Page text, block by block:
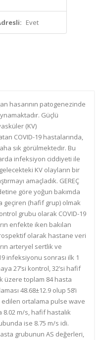
Evet
hasarının patogenezinde
Güçlü
(KV)
COVID-19 hastalarında,
sık görülmektedir. Bu
infeksiyon ciddiyeti ile
KV olayların bir
amaçladık. GEREÇ
göre yoğun bakımda
geçiren (hafif grup) olmak
grubu olarak COVID-19
enfekte iken bakılan
olarak hastane veri
arteryel sertlik ve
infeksiyonu sonrası ilk 1
27’si kontrol, 32’si hafif
üzere toplam 84 hasta
48.68±12.9 olup 58’i
edilen ortalama pulse wave
m/s, hafif hastalık
ise 8.75 m/s idi.
grubunun AS değerleri,